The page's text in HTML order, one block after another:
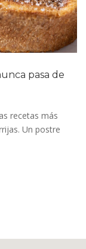
pasa de
recetas más
Un postre